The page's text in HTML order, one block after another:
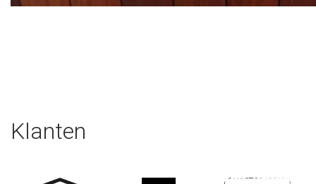
Klanten